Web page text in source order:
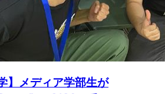
】メディア学部生が